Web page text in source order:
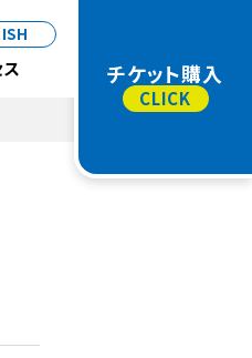
）
ます） チケット購入